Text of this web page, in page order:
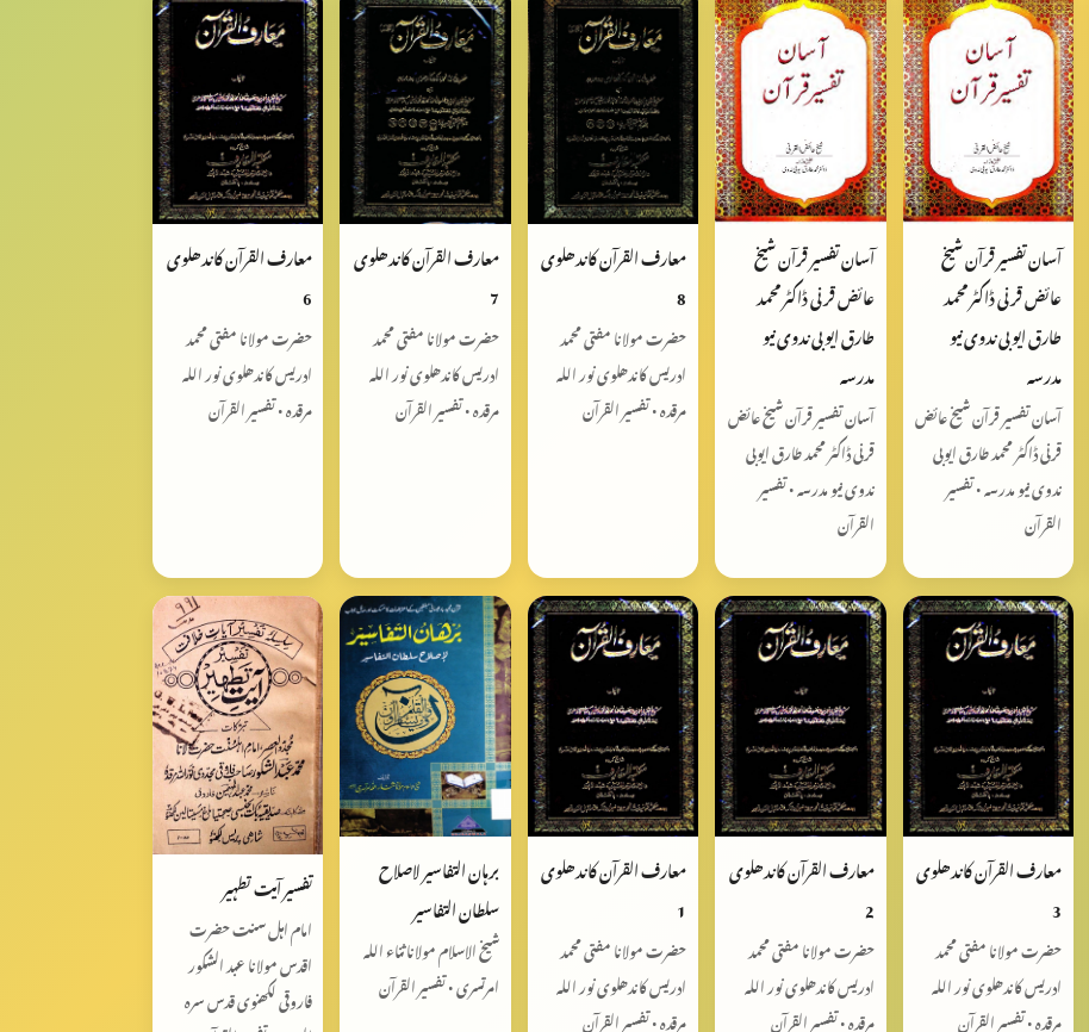
آسان تفسیر قرآن شیخ
عائض قرنی ڈاکٹر محمد
طارق ايوبی ندوی نیو
مدرسہ
آسان تفسیر قرآن شیخ عائض
قرنی ڈاکٹر محمد طارق ايوبی
ندوی نیو مدرسہ • تفسیر
القرآن
آسان تفسیر قرآن شیخ
عائض قرنی ڈاکٹر محمد
طارق ايوبی ندوی نیو
مدرسہ
آسان تفسیر قرآن شیخ عائض
قرنی ڈاکٹر محمد طارق ايوبی
ندوی نیو مدرسہ • تفسیر
القرآن
معارف القرآن کاندھلوی
8
حضرت مولانا مفتی محمد
ادریس کاندھلوی نور اللہ
مرقدہ • تفسیر القرآن
معارف القرآن کاندھلوی
7
حضرت مولانا مفتی محمد
ادریس کاندھلوی نور اللہ
مرقدہ • تفسیر القرآن
معارف القرآن کاندھلوی
6
حضرت مولانا مفتی محمد
ادریس کاندھلوی نور اللہ
مرقدہ • تفسیر القرآن
معارف القرآن کاندھلوی
3
حضرت مولانا مفتی محمد
ادریس کاندھلوی نور اللہ
مرقدہ • تفسیر القرآن
معارف القرآن کاندھلوی
2
حضرت مولانا مفتی محمد
ادریس کاندھلوی نور اللہ
مرقدہ • تفسیر القرآن
معارف القرآن کاندھلوی
1
حضرت مولانا مفتی محمد
ادریس کاندھلوی نور اللہ
مرقدہ • تفسیر القرآن
برہان التفاسیر لاصلاح
سلطان التفاسیر
شیخ الاسلام مولانا ثناء اللہ
امرتسری • تفسیر القرآن
تفسیر آیت تطہیر
امام اہل سنت حضرت
اقدس مولانا عبد الشکور
فاروقی لکھنوی قدس سرہ